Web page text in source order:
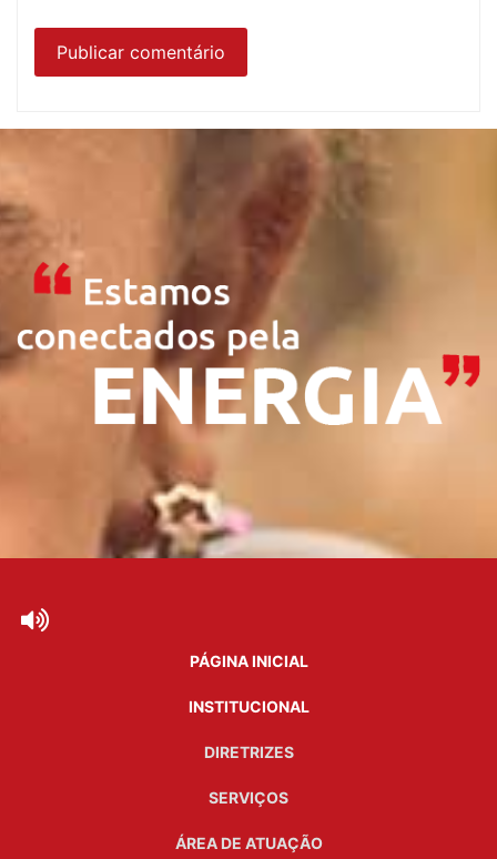
PÁGINA INICIAL
INSTITUCIONAL
DIRETRIZES
SERVIÇOS
ÁREA DE ATUAÇÃO